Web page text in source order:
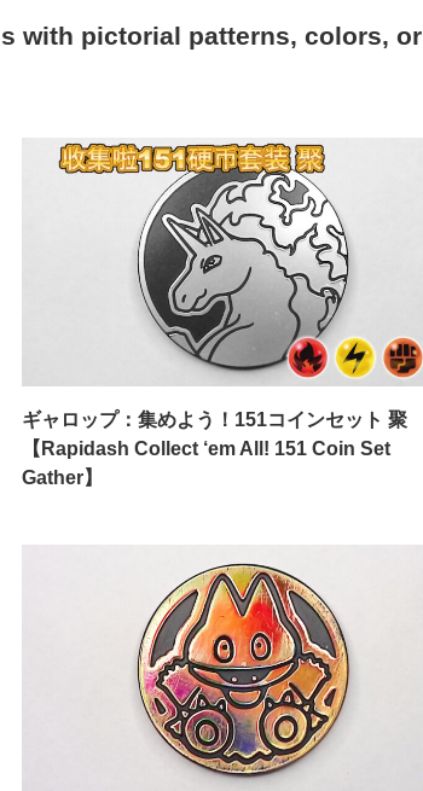
with pictorial patterns, colors, or
ギャロップ：集めよう！151コインセット 聚
【Rapidash Collect ‘em All! 151 Coin Set
Gather】